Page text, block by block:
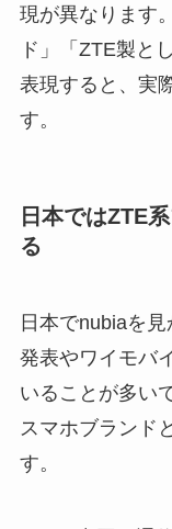
現が異なります
ド」「ZTE製と
表現すると、実
す。
日本ではZTE
る
日本でnubiaを
発表やワイモバ
いることが多い
スマホブランド
す。